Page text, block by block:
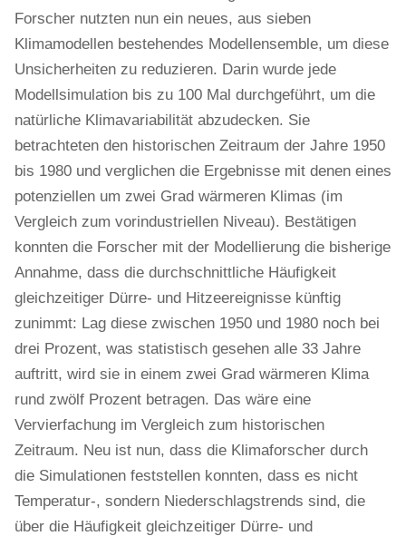
Forscher nutzten nun ein neues, aus sieben
Klimamodellen bestehendes Modellensemble, um diese
Unsicherheiten zu reduzieren. Darin wurde jede
Modellsimulation bis zu 100 Mal durchgeführt, um die
natürliche Klimavariabilität abzudecken. Sie
betrachteten den historischen Zeitraum der Jahre 1950
bis 1980 und verglichen die Ergebnisse mit denen eines
potenziellen um zwei Grad wärmeren Klimas (im
Vergleich zum vorindustriellen Niveau). Bestätigen
konnten die Forscher mit der Modellierung die bisherige
Annahme, dass die durchschnittliche Häufigkeit
gleichzeitiger Dürre- und Hitzeereignisse künftig
zunimmt: Lag diese zwischen 1950 und 1980 noch bei
drei Prozent, was statistisch gesehen alle 33 Jahre
auftritt, wird sie in einem zwei Grad wärmeren Klima
rund zwölf Prozent betragen. Das wäre eine
Vervierfachung im Vergleich zum historischen
Zeitraum. Neu ist nun, dass die Klimaforscher durch
die Simulationen feststellen konnten, dass es nicht
Temperatur-, sondern Niederschlagstrends sind, die
über die Häufigkeit gleichzeitiger Dürre- und